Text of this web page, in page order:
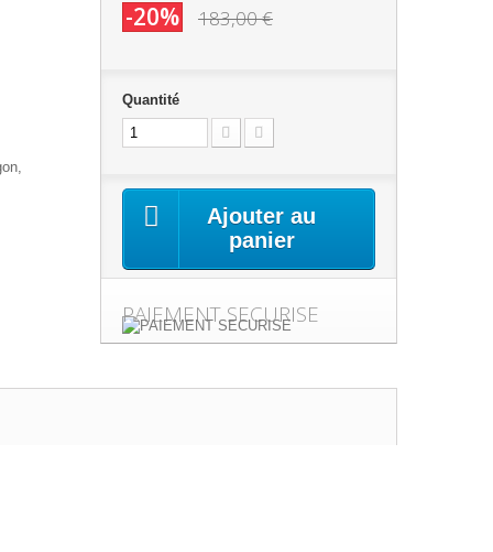
-20% 183,00 €
Quantité
Ajouter au
panier
PAIEMENT SECURISE